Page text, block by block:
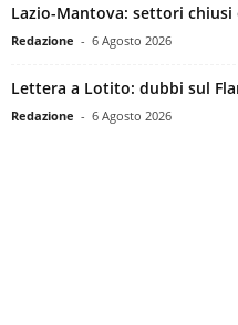
Lazio-Mantova: settori chiusi
Redazione - 6 Agosto 2026
Lettera a Lotito: dubbi sul
Redazione - 6 Agosto 2026